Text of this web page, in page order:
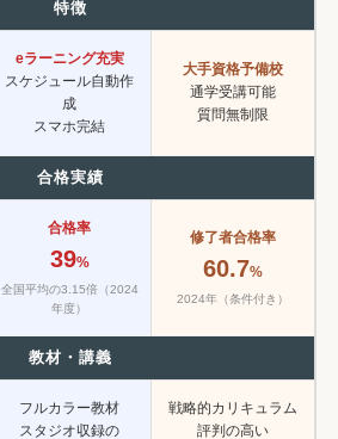
特徴
eラーニング充実
スケジュール自動作
成
スマホ完結
大手資格予備校
通学受講可能
質問無制限
合格実績
合格率
39%
全国平均の3.15倍（2024
年度）
修了者合格率
60.7%
2024年（条件付き）
教材・講義
フルカラー教材
スタジオ収録の
戦略的カリキュラム
評判の高い